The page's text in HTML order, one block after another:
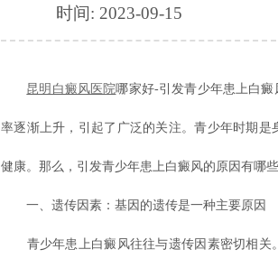
时间: 2023-09-15
昆明白癜风医院哪家好-引发青少年患上白
率逐渐上升，引起了广泛的关注。青少年时期
健康。那么，引发青少年患上白癜风的原因有哪
一、遗传因素：基因的遗传是一种主要原因
青少年患上白癜风往往与遗传因素密切相关